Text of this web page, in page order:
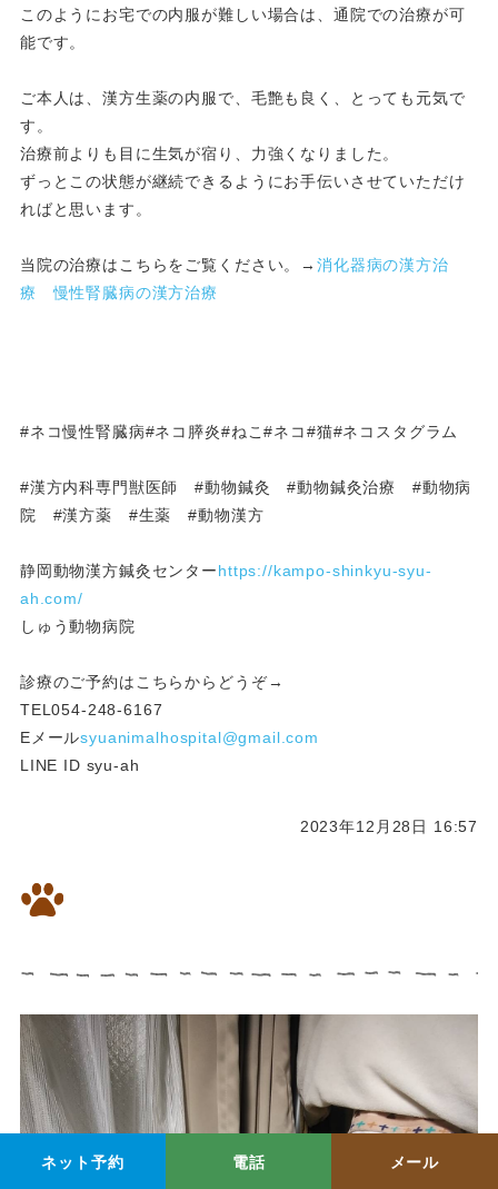
このようにお宅での内服が難しい場合は、通院での治療が可
能です。
ご本人は、漢方生薬の内服で、毛艶も良く、とっても元気で
す。
治療前よりも目に生気が宿り、力強くなりました。
ずっとこの状態が継続できるようにお手伝いさせていただけ
ればと思います。
当院の治療はこちらをご覧ください。→消化器病の漢方治
療
慢性腎臓病の漢方治療
#ネコ慢性腎臓病#ネコ膵炎#ねこ#ネコ#猫#ネコスタグラム
#漢方内科専門獣医師 #動物鍼灸 #動物鍼灸治療 #動物病
院 #漢方薬 #生薬 #動物漢方
静岡動物漢方鍼灸センターhttps://kampo-shinkyu-syu-
ah.com/
しゅう動物病院
診療のご予約はこちらからどうぞ→
TEL054-248-6167
Eメールsyuanimalhospital@gmail.com
LINE ID syu-ah
2023年12月28日 16:57
ネット予約 電話 メール